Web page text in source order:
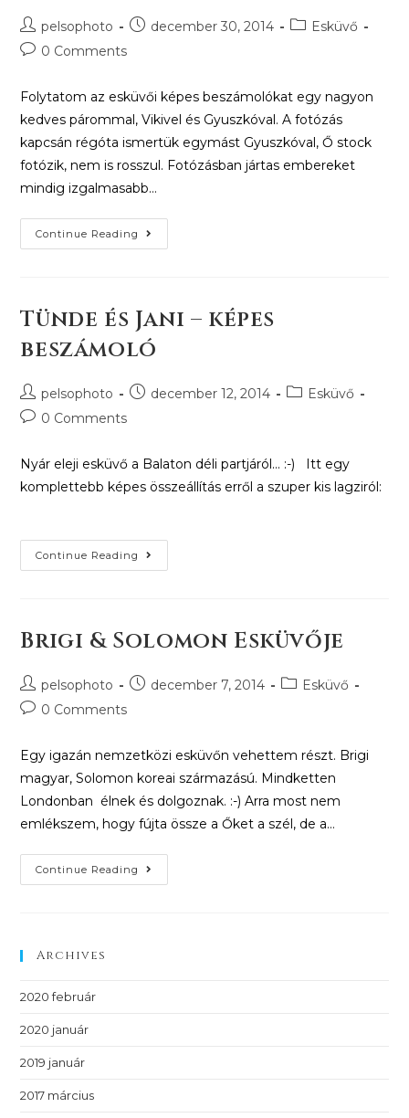
pelsophoto december 30, 2014
Esküvő
0 Comments
Folytatom az esküvői képes beszámolókat egy nagyon
kedves párommal, Vikivel és Gyuszkóval. A fotózás
kapcsán régóta ismertük egymást Gyuszkóval, Ő stock
fotózik, nem is rosszul. Fotózásban jártas embereket
mindig izgalmasabb…
Continue Reading
Tünde és Jani – képes
beszámoló
pelsophoto december 12, 2014
Esküvő
0 Comments
Nyár eleji esküvő a Balaton déli partjáról... :-) Itt egy
komplettebb képes összeállítás erről a szuper kis lagziról:
Continue Reading
Brigi & Solomon Esküvője
pelsophoto december 7, 2014
Esküvő
0 Comments
Egy igazán nemzetközi esküvőn vehettem részt. Brigi
magyar, Solomon koreai származású. Mindketten
Londonban élnek és dolgoznak. :-) Arra most nem
emlékszem, hogy fújta össze a Őket a szél, de a…
Continue Reading
Archives
2020 február
2020 január
2019 január
2017 március